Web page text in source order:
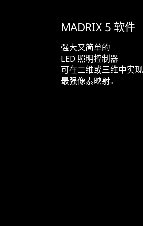
MADRIX 5 软件
强大又简单的
LED 照明控制器
可在二维或三维中实现
最强像素映射。